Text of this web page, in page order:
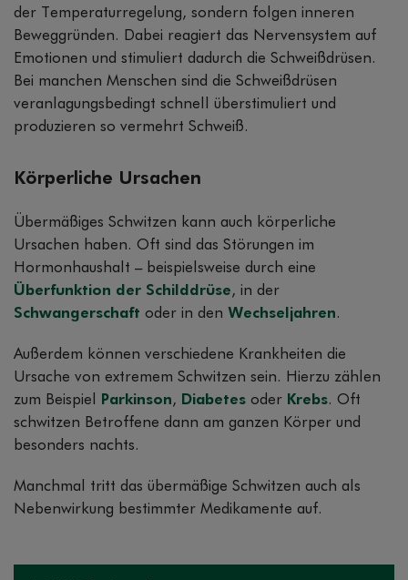
der Temperaturregelung, sondern folgen inneren
Beweggründen. Dabei reagiert das Nervensystem auf
Emotionen und stimuliert dadurch die Schweißdrüsen.
Bei manchen Menschen sind die Schweißdrüsen
veranlagungsbedingt schnell überstimuliert und
produzieren so vermehrt Schweiß.
Körperliche Ursachen
Übermäßiges Schwitzen kann auch körperliche
Ursachen haben. Oft sind das Störungen im
Hormonhaushalt – beispielsweise durch eine
Überfunktion der Schilddrüse, in der
Schwangerschaft oder in den Wechseljahren.
Außerdem können verschiedene Krankheiten die
Ursache von extremem Schwitzen sein. Hierzu zählen
zum Beispiel
Parkinson, Diabetes oder Krebs. Oft
schwitzen Betroffene dann am ganzen Körper und
besonders nachts.
Manchmal tritt das übermäßige Schwitzen auch als
Nebenwirkung bestimmter Medikamente auf.